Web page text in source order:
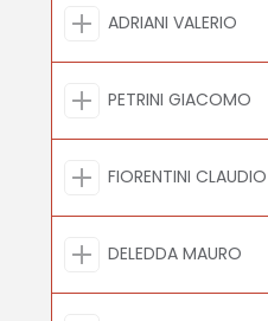
ADRIANI VALERIO
PETRINI GIACOMO
FIORENTINI CLAUDIO
DELEDDA MAURO